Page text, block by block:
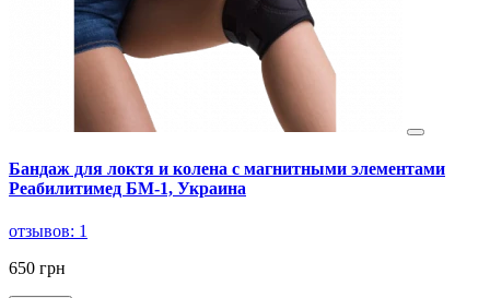
Бандаж для локтя и колена с магнитными элементами
Реабилитимед БМ-1, Украина
отзывов: 1
650 грн